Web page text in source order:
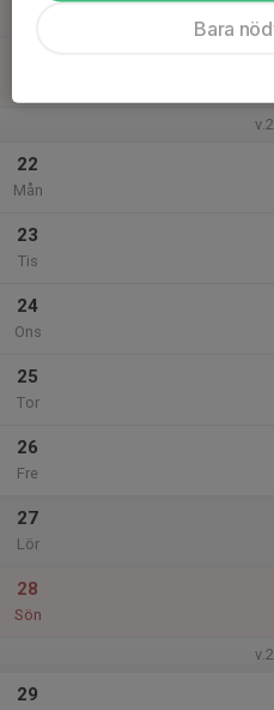
22
Mån
23
Tis
24
Ons
25
Tor
26
Fre
27
Lör
28
Sön
29
Bara